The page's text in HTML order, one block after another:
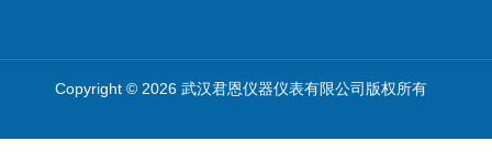
Copyright © 2026 武汉君恩仪器仪表有限公司版权所有